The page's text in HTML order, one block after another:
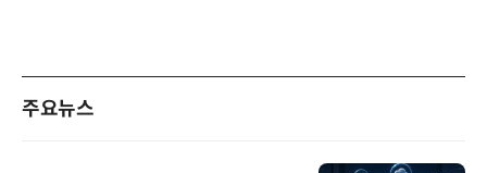
주요뉴스